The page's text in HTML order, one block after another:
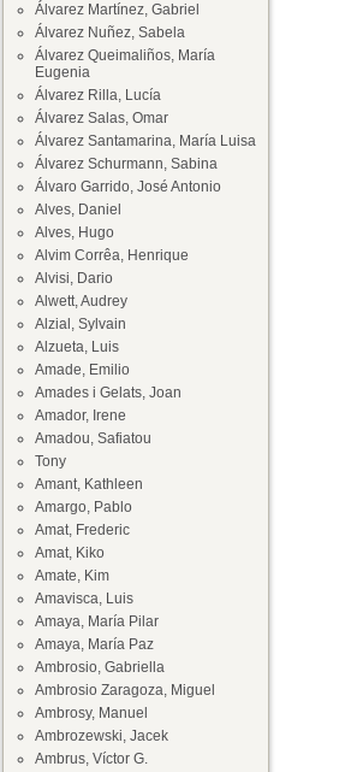
Álvarez Martínez, Gabriel
Álvarez Nuñez, Sabela
Álvarez Queimaliños, María
Eugenia
Álvarez Rilla, Lucía
Álvarez Salas, Omar
Álvarez Santamarina, María Luisa
Álvarez Schurmann, Sabina
Álvaro Garrido, José Antonio
Alves, Daniel
Alves, Hugo
Alvim Corrêa, Henrique
Alvisi, Dario
Alwett, Audrey
Alzial, Sylvain
Alzueta, Luis
Amade, Emilio
Amades i Gelats, Joan
Amador, Irene
Amadou, Safiatou
Tony
Amant, Kathleen
Amargo, Pablo
Amat, Frederic
Amat, Kiko
Amate, Kim
Amavisca, Luis
Amaya, María Pilar
Amaya, María Paz
Ambrosio, Gabriella
Ambrosio Zaragoza, Miguel
Ambrosy, Manuel
Ambrozewski, Jacek
Ambrus, Víctor G.